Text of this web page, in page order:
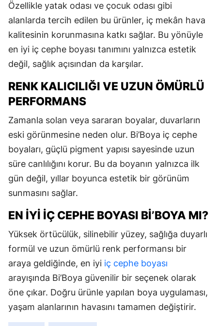
Özellikle yatak odası ve çocuk odası gibi
alanlarda tercih edilen bu ürünler, iç mekân hava
kalitesinin korunmasına katkı sağlar. Bu yönüyle
en iyi iç cephe boyası tanımını yalnızca estetik
değil, sağlık açısından da karşılar.
RENK KALICILIĞI VE UZUN ÖMÜRLÜ
PERFORMANS
Zamanla solan veya sararan boyalar, duvarların
eski görünmesine neden olur. Bi’Boya iç cephe
boyaları, güçlü pigment yapısı sayesinde uzun
süre canlılığını korur. Bu da boyanın yalnızca ilk
gün değil, yıllar boyunca estetik bir görünüm
sunmasını sağlar.
EN İYI İÇ CEPHE BOYASI BI’BOYA MI?
Yüksek örtücülük, silinebilir yüzey, sağlığa duyarlı
formül ve uzun ömürlü renk performansı bir
araya geldiğinde, en iyi iç cephe boyası
arayışında Bi’Boya güvenilir bir seçenek olarak
öne çıkar. Doğru ürünle yapılan boya uygulaması,
yaşam alanlarının havasını tamamen değiştirir.